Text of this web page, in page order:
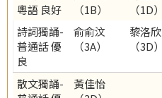
粵語 良好
（1B）
（1D）
詩詞獨誦-
普通話 優
良
俞俞汶
（3A）
黎洛欣
（3D）
散文獨誦-
黃佳怡